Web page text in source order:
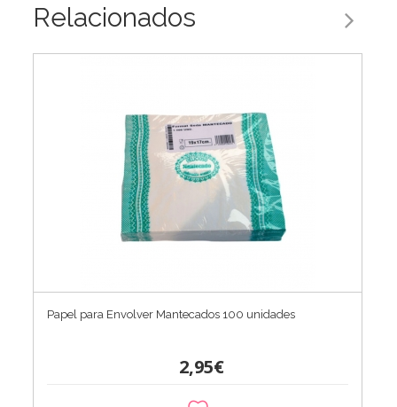
Relacionados
Papel para Envolver Mantecados 100 unidades
2,95€